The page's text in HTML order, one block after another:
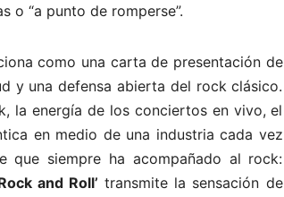
o “a punto de romperse”.
como una carta de presentación de
y una defensa abierta del rock clásico.
la energía de los conciertos en vivo, el
en medio de una industria cada vez
que siempre ha acompañado al rock:
and Roll’ transmite la sensación de